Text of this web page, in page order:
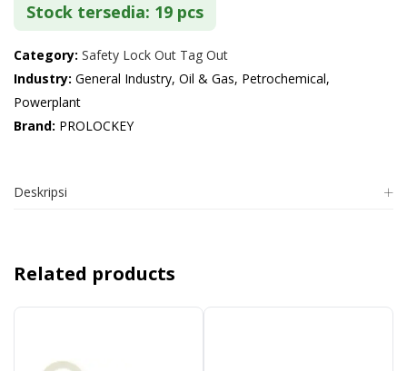
Stock tersedia: 19 pcs
Category: Safety Lock Out Tag Out
Industry: General Industry, Oil & Gas, Petrochemical,
Powerplant
Brand: PROLOCKEY
Deskripsi
Related products